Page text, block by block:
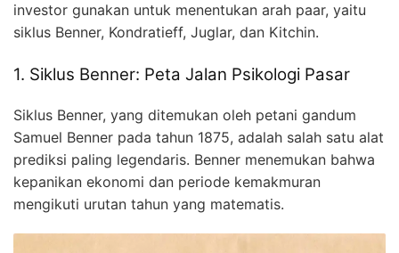
investor gunakan untuk menentukan arah paar, yaitu
siklus Benner, Kondratieff, Juglar, dan Kitchin.
1. Siklus Benner: Peta Jalan Psikologi Pasar
Siklus Benner, yang ditemukan oleh petani gandum
Samuel Benner pada tahun 1875, adalah salah satu alat
prediksi paling legendaris. Benner menemukan bahwa
kepanikan ekonomi dan periode kemakmuran
mengikuti urutan tahun yang matematis.